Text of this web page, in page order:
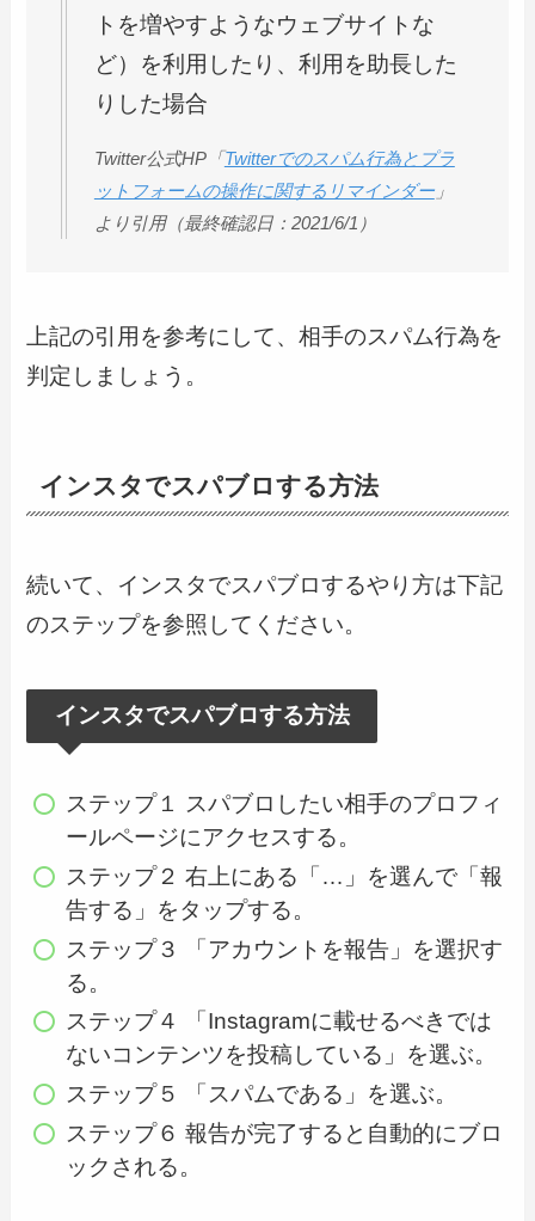
トを増やすようなウェブサイトな
ど）を利用したり、利用を助長した
りした場合
Twitter公式HP「Twitterでのスパム行為とプラ
ットフォームの操作に関するリマインダー」
より引用（最終確認日：2021/6/1）
上記の引用を参考にして、相手のスパム行為を
判定しましょう。
インスタでスパブロする方法
続いて、インスタでスパブロするやり方は下記
のステップを参照してください。
インスタでスパブロする方法
ステップ１ スパブロしたい相手のプロフィ
ールページにアクセスする。
ステップ２ 右上にある「…」を選んで「報
告する」をタップする。
ステップ３ 「アカウントを報告」を選択す
る。
ステップ４ 「Instagramに載せるべきでは
ないコンテンツを投稿している」を選ぶ。
ステップ５ 「スパムである」を選ぶ。
ステップ６ 報告が完了すると自動的にブロ
ックされる。